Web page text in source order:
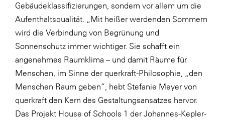
Gebäudeklassifizierungen, sondern vor allem um die
Aufenthaltsqualität. „Mit heißer werdenden Sommern
wird die Verbindung von Begrünung und
Sonnenschutz immer wichtiger. Sie schafft ein
angenehmes Raumklima – und damit Räume für
Menschen, im Sinne der querkraft-Philosophie, „den
Menschen Raum geben“, hebt Stefanie Meyer von
querkraft den Kern des Gestaltungsansatzes hervor.
Das Projekt House of Schools 1 der Johannes-Kepler-